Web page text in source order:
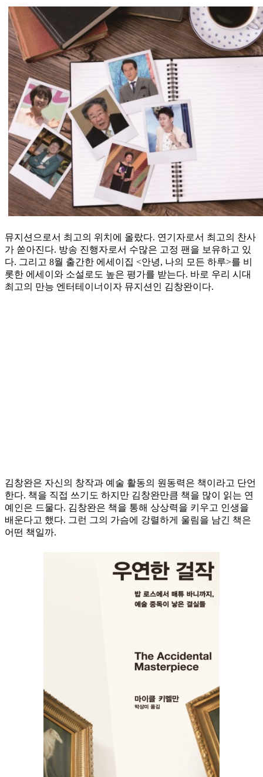
뮤지션으로서 최고의 위치에 올랐다. 연기자로서 최고의 찬사
가 쏟아진다. 방송 진행자로서 수많은 고정 팬을 보유하고 있
다. 그리고 8월 출간한 에세이집 <안녕, 나의 모든 하루>를 비
롯한 에세이와 소설로도 높은 평가를 받는다. 바로 우리 시대
최고의 만능 엔터테이너이자 뮤지션인 김창완이다.
김창완은 자신의 창작과 예술 활동의 원동력은 책이라고 단언
한다. 책을 직접 쓰기도 하지만 김창완만큼 책을 많이 읽는 연
예인은 드물다. 김창완은 책을 통해 상상력을 키우고 인생을
배운다고 했다. 그런 그의 가슴에 강렬하게 울림을 남긴 책은
어떤 책일까.